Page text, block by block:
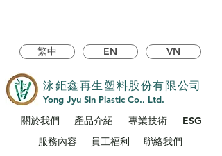
繁中 EN VN
泳鉅鑫再生塑料股份有限公司
Yong Jyu Sin Plastic Co., Ltd.
關於我們 產品介紹
專業技術
服務內容
員工福利 聯絡我們
ESG